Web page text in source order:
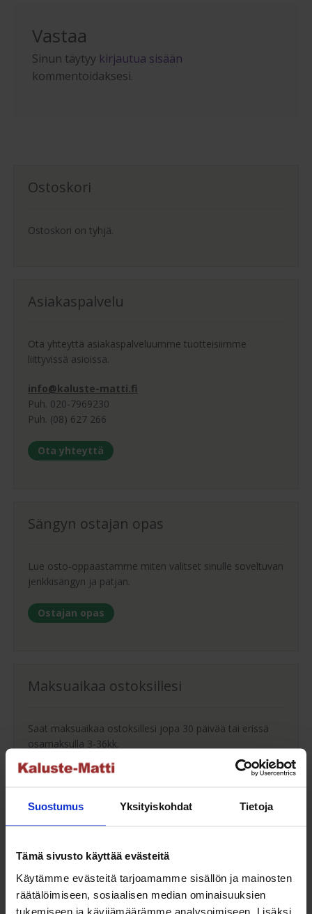
Suostumus Yksityiskohdat Tietoja
Tämä sivusto käyttää evästeitä
Käytämme evästeitä tarjoamamme sisällön ja mainosten
räätälöimiseen, sosiaalisen median ominaisuuksien
tukemiseen ja kävijämäärämme analysoimiseen. Lisäksi
Vastaa
Sinun täytyy kirjautua sisään
kommentoidaksesi.
Ostoskori
Ostoskori on tyhjä.
Asiakaspalvelu
Ota yhteyttä asiakaspalveluumme tuotteisiimme
liittyvissä asioissa.
info@kaluste-matti.fi
Puh. 020-7969230
Puh. (08) 627 266
Ota yhteyttä
Sängyn ostajan opas
Lue osto-oppaastamme miten valitset sinulle soveltuvan
jenkkisängyn ja patjan.
Ostajan opas
Maksuaikaa ostoksillesi
Saat maksuaikaa ostoksillesi jopa 30 päivää tai erissä
osamaksulla 3-36kk.
Maksutavat
Oma turvallinen kuljetus
Kaluste-Matin oma kuljetus on turvallinen tapa
tuotteiden toimitukseen. Saat varmemmin tuotteet